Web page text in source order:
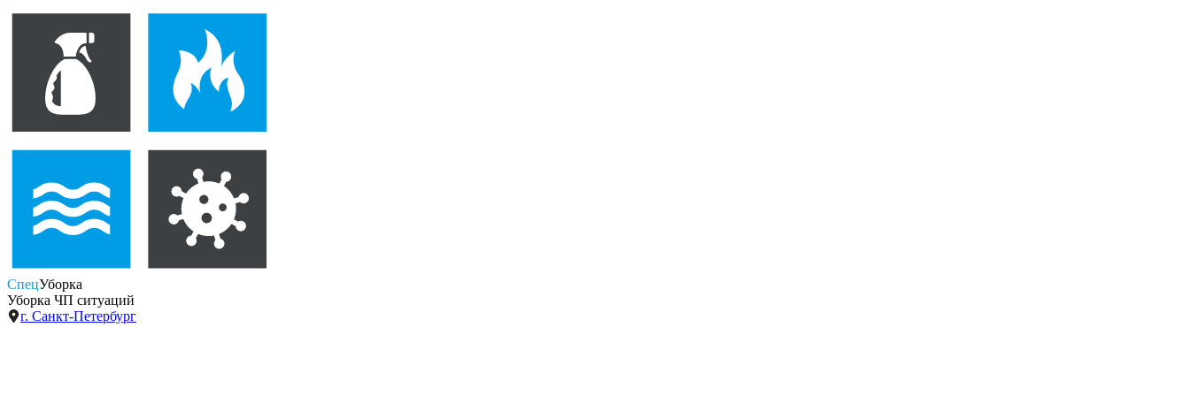
СпецУборка
Уборка ЧП ситуаций
г. Санкт-Петербург